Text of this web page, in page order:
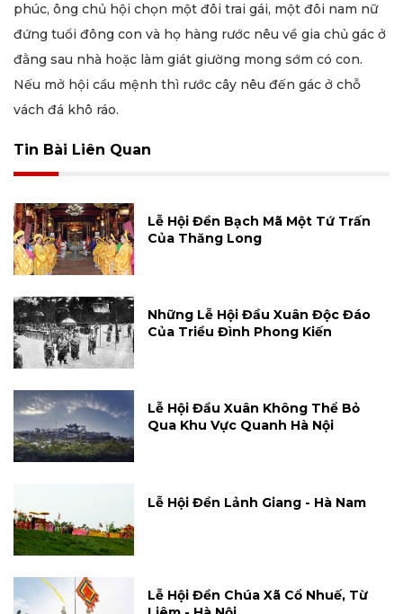
phúc, ông chủ hội chọn một đôi trai gái, một đôi nam nữ
đứng tuổi đông con và họ hàng rước nêu về gia chủ gác ở
đằng sau nhà hoặc làm giát giường mong sớm có con.
Nếu mở hội cầu mệnh thì rước cây nêu đến gác ở chỗ
vách đá khô ráo.
Tin Bài Liên Quan
Lễ Hội Đền Bạch Mã Một Tứ Trấn
Của Thăng Long
Những Lễ Hội Đầu Xuân Độc Đáo
Của Triều Đình Phong Kiến
Lễ Hội Đầu Xuân Không Thể Bỏ
Qua Khu Vực Quanh Hà Nội
Lễ Hội Đền Lảnh Giang - Hà Nam
Lễ Hội Đền Chúa Xã Cổ Nhuế, Từ